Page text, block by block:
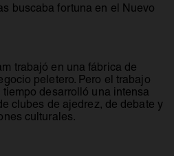
buscaba fortuna en el Nuevo
trabajó en una fábrica de
peletero. Pero el trabajo
desarrolló una intensa
clubes de ajedrez, de debate y
culturales.